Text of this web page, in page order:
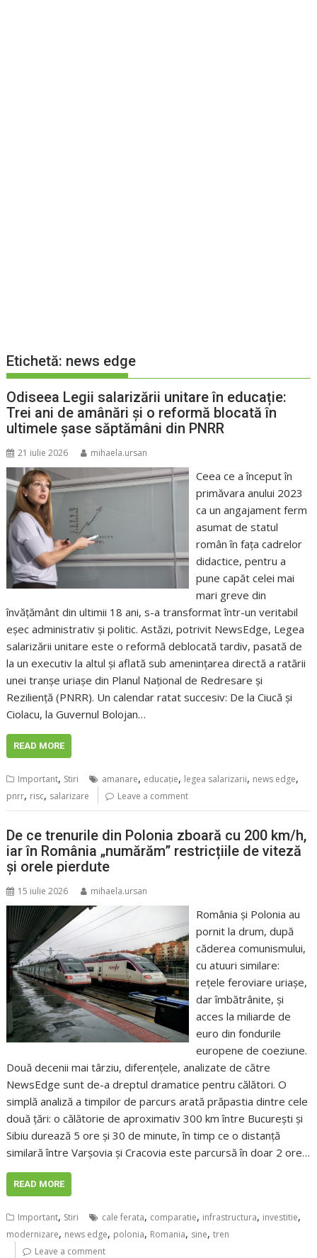
Etichetă: news edge
Odiseea Legii salarizării unitare în educație:
Trei ani de amânări și o reformă blocată în
ultimele șase săptămâni din PNRR
21 iulie 2026 mihaela.ursan
Ceea ce a început în
primăvara anului 2023
ca un angajament ferm
asumat de statul
român în fața cadrelor
didactice, pentru a
pune capăt celei mai
mari greve din
învățământ din ultimii 18 ani, s-a transformat într-un veritabil
eșec administrativ și politic. Astăzi, potrivit NewsEdge, Legea
salarizării unitare este o reformă deblocată tardiv, pasată de
la un executiv la altul și aflată sub amenințarea directă a ratării
unei tranșe uriașe din Planul Național de Redresare și
Reziliență (PNRR). Un calendar ratat succesiv: De la Ciucă și
Ciolacu, la Guvernul Bolojan…
READ MORE
Important, Stiri amanare, educaţie, legea salarizarii, news edge,
pnrr, risc, salarizare Leave a comment
De ce trenurile din Polonia zboară cu 200 km/h,
iar în România „numărăm” restricțiile de viteză
și orele pierdute
15 iulie 2026 mihaela.ursan
România și Polonia au
pornit la drum, după
căderea comunismului,
cu atuuri similare:
rețele feroviare uriașe,
dar îmbătrânite, și
acces la miliarde de
euro din fondurile
europene de coeziune.
Două decenii mai târziu, diferențele, analizate de către
NewsEdge sunt de-a dreptul dramatice pentru călători. O
simplă analiză a timpilor de parcurs arată prăpastia dintre cele
două țări: o călătorie de aproximativ 300 km între București și
Sibiu durează 5 ore și 30 de minute, în timp ce o distanță
similară între Varșovia și Cracovia este parcursă în doar 2 ore…
READ MORE
Important, Stiri cale ferata, comparatie, infrastructura, investitie,
modernizare, news edge, polonia, Romania, sine,tren
Leave a comment